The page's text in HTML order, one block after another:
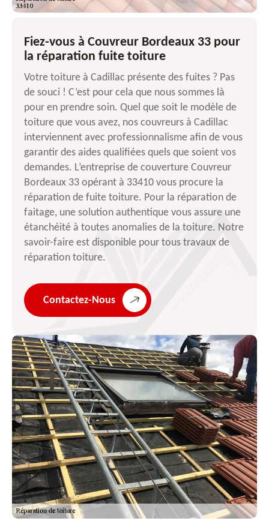
Fiez-vous à Couvreur Bordeaux 33 pour
la réparation fuite toiture
Votre toiture à Cadillac présente des fuites ? Pas
de souci ! C’est pour cela que nous sommes là
pour en prendre soin. Quel que soit le modèle de
toiture que vous avez, nos couvreurs à Cadillac
interviennent avec professionnalisme afin de vous
garantir des aides qualifiées quels que soient vos
demandes. L’entreprise de couverture Couvreur
Bordeaux 33 opérant à 33410 vous procure la
réparation de fuite toiture. Pour la réparation de
faitage, une solution authentique vous assure une
étanchéité à toutes anomalies de la toiture. Notre
savoir-faire est disponible pour tous travaux de
réparation toiture.
Contactez-Nous